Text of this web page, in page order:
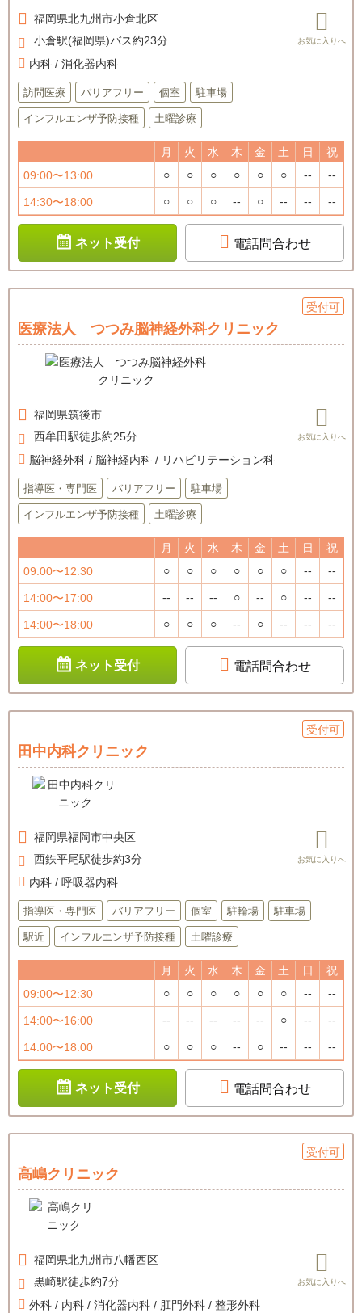
福岡県北九州市小倉北区
小倉駅(福岡県)バス約23分
内科 / 消化器内科
訪問医療 バリアフリー 個室 駐車場
インフルエンザ予防接種 土曜診療
月 火 水 木 金 土 日
祝
09:00〜13:00
○ ○ ○ ○ ○ ○ -- --
14:30〜18:00 ○ ○ ○ -- ○ -- -- --
ネット受付 電話問合わせ
受付可
医療法人 つつみ脳神経外科クリニック
福岡県筑後市
西牟田駅徒歩約25分
脳神経外科 / 脳神経内科 / リハビリテーション科
指導医・専門医 バリアフリー 駐車場
インフルエンザ予防接種 土曜診療
月 火 水 木 金 土 日
祝
09:00〜12:30
○ ○ ○ ○ ○ ○ -- --
14:00〜17:00 -- -- -- ○ -- ○ -- --
14:00〜18:00 ○ ○ ○ -- ○ -- -- --
ネット受付 電話問合わせ
受付可
田中内科クリニック
福岡県福岡市中央区
西鉄平尾駅徒歩約3分
内科 / 呼吸器内科
指導医・専門医 バリアフリー 個室 駐輪場 駐車場
駅近 インフルエンザ予防接種 土曜診療
月 火 水 木 金 土 日
祝
09:00〜12:30
○ ○ ○ ○ ○ ○ -- --
14:00〜16:00 -- -- -- -- -- ○ -- --
14:00〜18:00 ○ ○ ○ -- ○ -- -- --
ネット受付 電話問合わせ
受付可
高嶋クリニック
福岡県北九州市八幡西区
黒崎駅徒歩約7分
外科 / 内科 / 消化器内科 / 肛門外科 / 整形外科